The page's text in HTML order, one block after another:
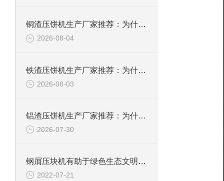
铜渣压饼机生产厂家推荐：为什么恩派特成为众多企业的信赖？
2026-08-04
铁渣压饼机生产厂家推荐：为什么恩派特成为众多企业的优选？
2026-08-03
铝渣压饼机生产厂家推荐：为什么恩派特是值得信赖的选择？
2026-07-30
钢屑压块机有助于绿色生态文明的建设
2022-07-21